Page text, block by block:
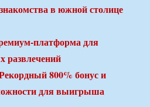
в южной столице
платформа для
развлечений
800% бонус и
для выигрыша